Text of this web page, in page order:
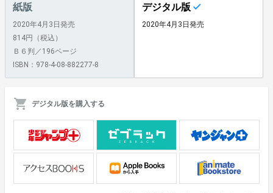
紙版
2020年4月3日発売
814円（税込）
Ｂ６判／196ページ
ISBN：978-4-08-882277-8
デジタル版
2020年4月3日発売
デジタル版を購入する